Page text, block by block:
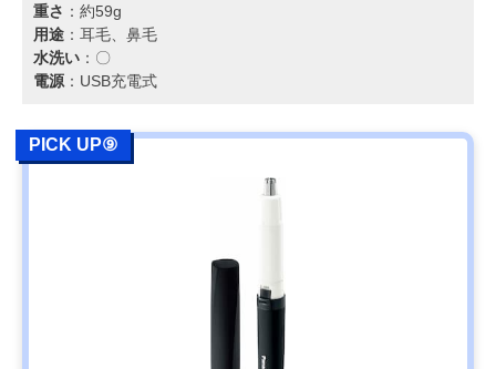
重さ ：約59g
用途 ：耳毛、鼻毛
水洗い ：〇
電源 ：USB充電式
PICK UP⑨